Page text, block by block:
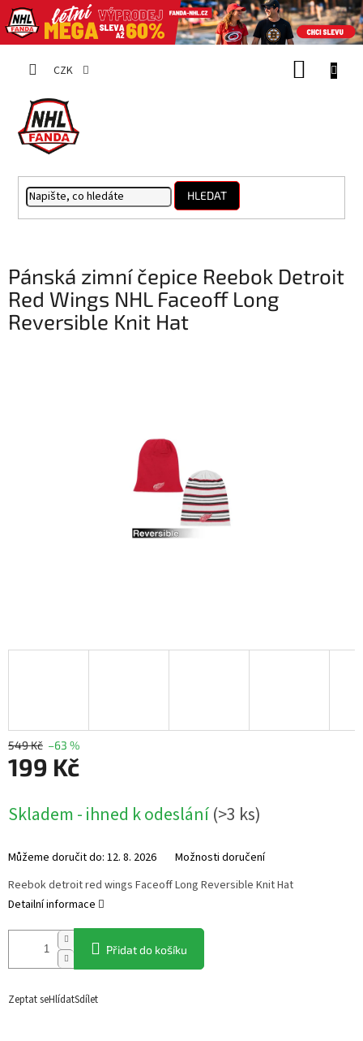
CZK
HLEDAT
Pánská zimní čepice Reebok Detroit
Red Wings NHL Faceoff Long
Reversible Knit Hat
549 Kč –63 %
199 Kč
cena:
Skladem - ihned k odeslání(>3 ks)
Můžeme doručit do: 12. 8. 2026 Možnosti doručení
Přidat do košíku
Reebok detroit red wings Faceoff Long Reversible Knit Hat
Detailní informace
Zeptat seHlídatSdílet